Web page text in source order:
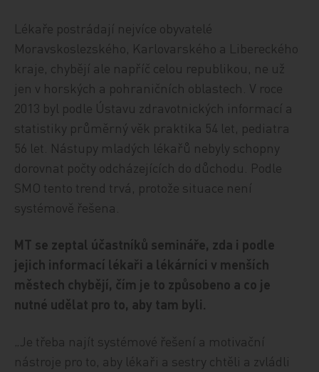
Lékaře postrádají nejvíce obyvatelé
Moravskoslezského, Karlovarského a Libereckého
kraje, chybějí ale napříč celou republikou, ne už
jen v horských a pohraničních oblastech. V roce
2013 byl podle Ústavu zdravotnických informací a
statistiky průměrný věk praktika 54 let, pediatra
56 let. Nástupy mladých lékařů nebyly schopny
dorovnat počty odcházejících do důchodu. Podle
SMO tento trend trvá, protože situace není
systémově řešena.
MT se zeptal účastníků semináře, zda i podle
jejich informací lékaři a lékárníci v menších
městech chybějí, čím je to způsobeno a co je
nutné udělat pro to, aby tam byli.
„Je třeba najít systémové řešení a motivační
nástroje pro to, aby lékaři a sestry chtěli a zvládli